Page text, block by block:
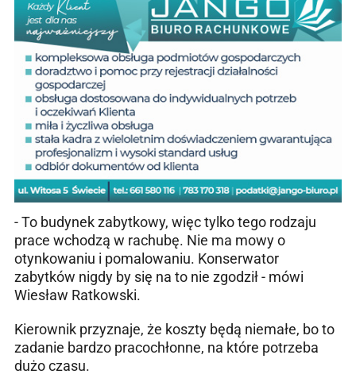
- To budynek zabytkowy, więc tylko tego rodzaju
prace wchodzą w rachubę. Nie ma mowy o
otynkowaniu i pomalowaniu. Konserwator
zabytków nigdy by się na to nie zgodził - mówi
Wiesław Ratkowski.
Kierownik przyznaje, że koszty będą niemałe, bo to
zadanie bardzo pracochłonne, na które potrzeba
dużo czasu.